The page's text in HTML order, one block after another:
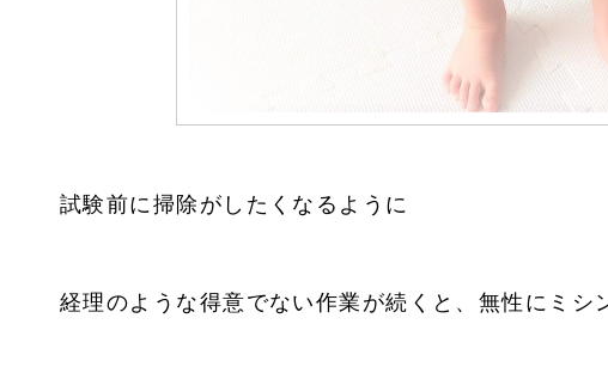
試験前に掃除がしたくなるように
経理のような得意でない作業が続くと、無性にミシ